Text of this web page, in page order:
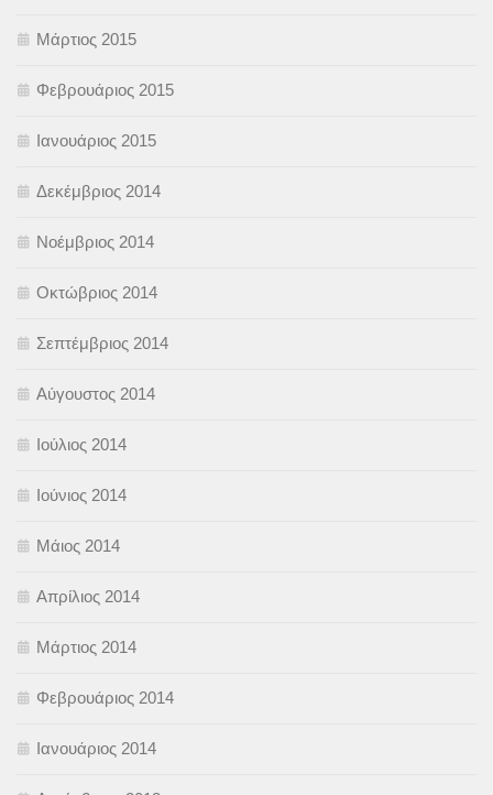
Μάρτιος 2015
Φεβρουάριος 2015
Ιανουάριος 2015
Δεκέμβριος 2014
Νοέμβριος 2014
Οκτώβριος 2014
Σεπτέμβριος 2014
Αύγουστος 2014
Ιούλιος 2014
Ιούνιος 2014
Μάιος 2014
Απρίλιος 2014
Μάρτιος 2014
Φεβρουάριος 2014
Ιανουάριος 2014